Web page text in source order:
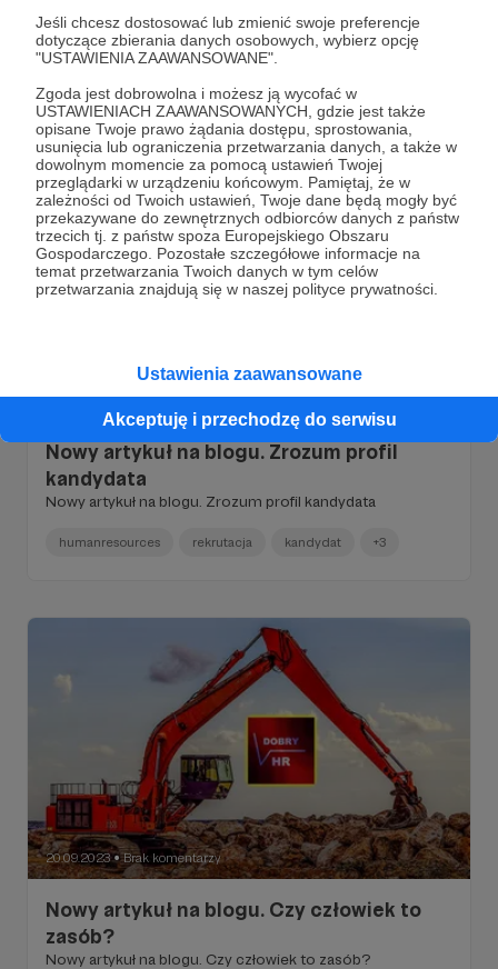
Jeśli chcesz dostosować lub zmienić swoje preferencje
dotyczące zbierania danych osobowych, wybierz opcję
"USTAWIENIA ZAAWANSOWANE".
Zgoda jest dobrowolna i możesz ją wycofać w
USTAWIENIACH ZAAWANSOWANYCH, gdzie jest także
opisane Twoje prawo żądania dostępu, sprostowania,
usunięcia lub ograniczenia przetwarzania danych, a także w
dowolnym momencie za pomocą ustawień Twojej
przeglądarki w urządzeniu końcowym. Pamiętaj, że w
zależności od Twoich ustawień, Twoje dane będą mogły być
przekazywane do zewnętrznych odbiorców danych z państw
trzecich tj. z państw spoza Europejskiego Obszaru
Gospodarczego. Pozostałe szczegółowe informacje na
temat przetwarzania Twoich danych w tym celów
przetwarzania znajdują się w naszej polityce prywatności.
Ustawienia zaawansowane
Akceptuję i przechodzę do serwisu
Dużo zmian. 7 nowych artykułów. 39 artykułów
zrewitalizowanych
dobryhr humanresources rynekpracy
20.04.2024 Brak komentarzy
Nowy artykuł na blogu. Zrozum profil
kandydata
Nowy artykuł na blogu. Zrozum profil kandydata
humanresources rekrutacja kandydat +3
20.09.2023 ● Brak komentarzy
Nowy artykuł na blogu. Czy człowiek to
zasób?
Nowy artykuł na blogu. Czy człowiek to zasób?